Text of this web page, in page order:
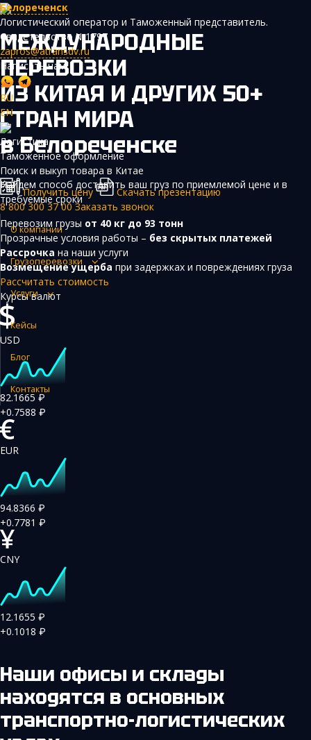
Белореченск
Логистический оператор и Таможенный представитель.
Свидетельство №1797
zapros@atransdv.ru
Написать нам
RU
EN
Логистика
Таможенное оформление
Поиск и выкуп товара в Китае
Получить цену
Скачать презентацию
8 800 300 37 00 Заказать звонок
О компании
Грузоперевозки
Услуги
Кейсы
Блог
Контакты
Авиаперевозки из Китая
Железнодорожные перевозки из Китая
Контейнерные перевозки из Китая
Морские грузоперевозки из Китая
Негабаритные и многотоннажные грузы из Китая
Сборные грузы из Китая
Закупка и поставка товаров из Китая
Поиск поставщика в Китае
Таможенное оформление
МЕЖДУНАРОДНЫЕ
ПЕРЕВОЗКИ
ИЗ КИТАЯ И ДРУГИХ 50+
СТРАН МИРА
в Белореченске
Найдем способ доставить ваш груз по приемлемой цене и в
требуемые сроки
Перевозим грузы от 40 кг до 93 тонн
Прозрачные условия работы – без скрытых платежей
Рассрочка на наши услуги
Возмещение ущерба при задержках и повреждениях груза
Рассчитать стоимость
Курсы валют
USD
82.1665 ₽
+0.7588 ₽
EUR
94.8366 ₽
+0.7781 ₽
CNY
12.1655 ₽
+0.1018 ₽
Наши офисы и склады
находятся в основных
транспортно-логистических